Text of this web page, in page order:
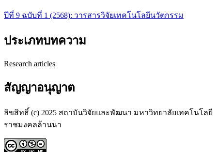
ปีที่ 9 ฉบับที่ 1 (2568): วารสารวิจัยเทคโนโลยีนวัตกรรม
ประเภทบทความ
Research articles
สัญญาอนุญาต
ลิขสิทธิ์ (c) 2025 สถาบันวิจัยและพัฒนา มหาวิทยาลัยเทคโนโลยี
ราชมงคลล้านนา